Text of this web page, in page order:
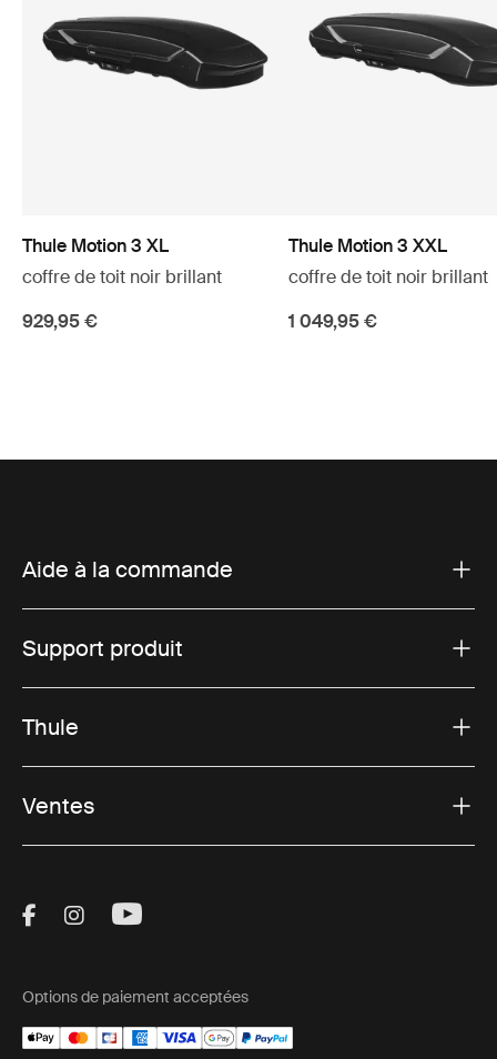
Thule Motion 3 XL
coffre de toit noir brillant
929,95 €
Thule Motion 3 XXL
coffre de toit noir brillant
1 049,95 €
Aide à la commande
Support produit
Thule
Ventes
Visit Thule on Facebook (external link)
Visit Thule on Instagram (external link)
Visit Thule on Youtube (external
Options de paiement acceptées